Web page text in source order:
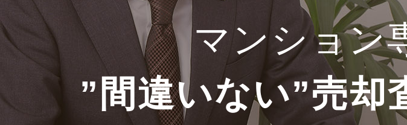
マンション
”間違いない”売却